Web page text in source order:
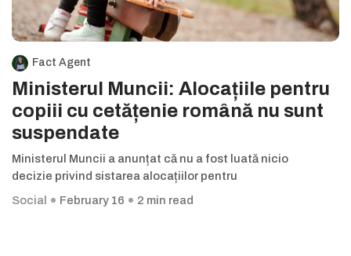
Fact Agent
Ministerul Muncii: Alocațiile pentru
copiii cu cetățenie română nu sunt
suspendate
Ministerul Muncii a anunțat că nu a fost luată nicio
decizie privind sistarea alocațiilor pentru
Social
February 16 2 min read